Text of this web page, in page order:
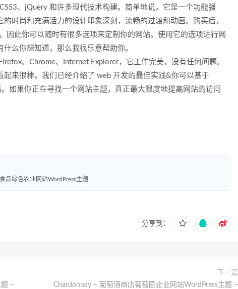
、jQuery 和许多现代技术构建。简单地说，它是一个功能强
时尚和充满活力的设计印象深刻，流畅的过渡和动画。购买后，
因此你可以随时有很多选项来定制你的网站。使用它的选项进行网
么你想知道，那么我很乐意帮助你。
、Chrome、Internet Explorer，它工作完美，没有任何问题。
来很棒。我们已经介绍了 web 开发的最佳实践&你可以基于
如果你正在寻找一个网站主题，真正最大限度地提高网站的访问
品绿色农业网站WordPress主题
分享到：
–
下一篇
Chardonnay – 葡萄酒商店葡萄园企业网站WordPress主题 –